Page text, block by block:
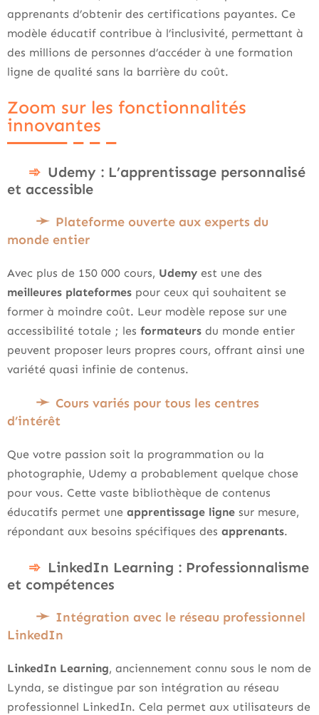
apprenants d’obtenir des certifications payantes. Ce
modèle éducatif contribue à l’inclusivité, permettant à
des millions de personnes d’accéder à une formation
ligne de qualité sans la barrière du coût.
Zoom sur les fonctionnalités
innovantes
Udemy : L’apprentissage personnalisé
et accessible
Plateforme ouverte aux experts du
monde entier
Avec plus de 150 000 cours, Udemy est une des
meilleures plateformes pour ceux qui souhaitent se
former à moindre coût. Leur modèle repose sur une
accessibilité totale ; les formateurs du monde entier
peuvent proposer leurs propres cours, offrant ainsi une
variété quasi infinie de contenus.
Cours variés pour tous les centres
d’intérêt
Que votre passion soit la programmation ou la
photographie, Udemy a probablement quelque chose
pour vous. Cette vaste bibliothèque de contenus
éducatifs permet une apprentissage ligne sur mesure,
répondant aux besoins spécifiques des apprenants.
LinkedIn Learning : Professionnalisme
et compétences
Intégration avec le réseau professionnel
LinkedIn
LinkedIn Learning, anciennement connu sous le nom de
Lynda, se distingue par son intégration au réseau
professionnel LinkedIn. Cela permet aux utilisateurs de